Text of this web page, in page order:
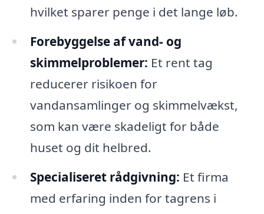
hvilket sparer penge i det lange løb.
Forebyggelse af vand- og
skimmelproblemer: Et rent tag
reducerer risikoen for
vandansamlinger og skimmelvækst,
som kan være skadeligt for både
huset og dit helbred.
Specialiseret rådgivning: Et firma
med erfaring inden for tagrens i